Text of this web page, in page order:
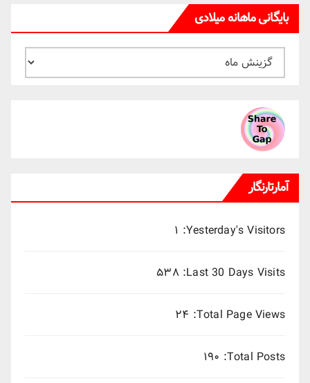
بایگانی ماهانه میلادی
بایگانی
ماهانه
آمارتارنگار
Yesterday's Visitors: ۱
Last 30 Days Visits: ۵۳۸
Total Page Views: ۲۴
Total Posts: ۱۹۰